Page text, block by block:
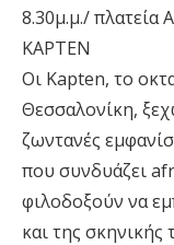
8.30μ.μ./ πλατεία
KAPTEN
Οι Kapten, το
Θεσσαλονίκη,
ζωντανές
που συνδυάζει
φιλοδοξούν να
και της